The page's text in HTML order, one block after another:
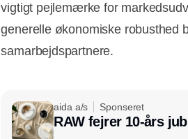
vigtigt pejlemærke for
generelle økonomiske robusthed
samarbejdspartnere.
aida a/s Sponseret
RAW fejrer 10-års